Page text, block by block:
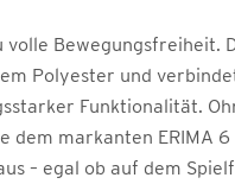
volle Bewegungsfreiheit.
Polyester und
Funktionalität.
dem markanten ERIMA 6
– egal ob auf dem